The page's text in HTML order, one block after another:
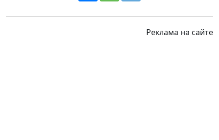
Реклама на сайте